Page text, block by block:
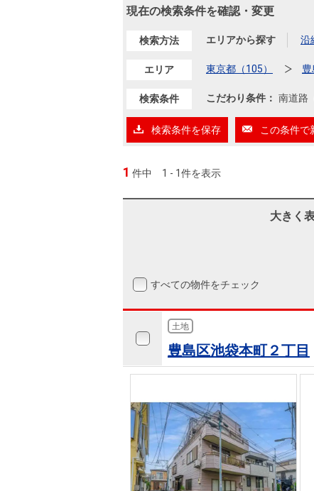
住まいと暮らしの税金の本（電子ブック）
住まいと暮らしの税金の本（電子ブック）
会社案内（電子ブック版）
現在の検索条件を確認・変更
検索方法 エリアから探す 沿
エリア 東京都（105） 豊
検索条件 こだわり条件： 南道路
検索条件を保存 この条件で
1 件中 1 - 1件を表示
大きく
すべての物件をチェック
土地
豊島区池袋本町２丁目